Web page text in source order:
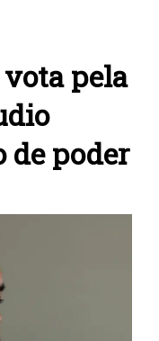
pela
de poder